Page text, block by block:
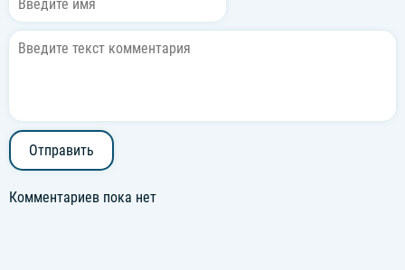
Отправить
Комментариев пока нет